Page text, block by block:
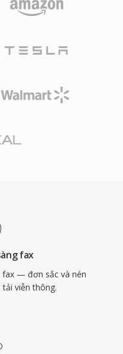
fax
fax — đơn sắc và nén
viễn thông.